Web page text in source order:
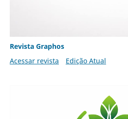
Revista Graphos
Acessar revista
Edição Atual